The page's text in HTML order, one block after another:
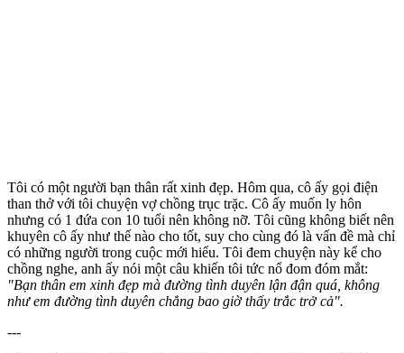
Tôi có một người bạn thân rất xinh đẹp. Hôm qua, cô ấy gọi điện
than thở với tôi chuyện vợ chồng trục trặc. Cô ấy muốn ly hôn
nhưng có 1 đứa con 10 tuổi nên không nỡ. Tôi cũng không biết nên
khuyên cô ấy như thế nào cho tốt, suy cho cùng đó là vấn đề mà chỉ
có những người trong cuộc mới hiểu. Tôi đem chuyện này kể cho
chồng nghe, anh ấy nói một câu khiến tôi tức nổ đom đóm mắt:
"Bạn thân em xinh đẹp mà đường tình duyên lận đận quá, không
như em đường tình duyên chẳng bao giờ thấy trắc trở cả".
---